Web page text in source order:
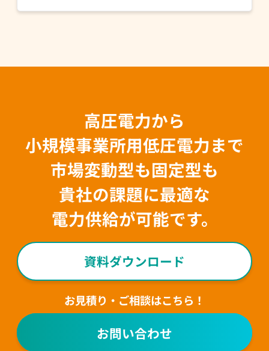
高圧電力から
小規模事業所用低圧電力まで
市場変動型も固定型も
貴社の課題に最適な
電力供給が可能です。
資料ダウンロード
お見積り・ご相談はこちら！
お問い合わせ